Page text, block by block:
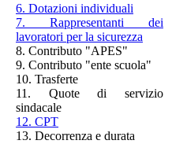
6. Dotazioni individuali
7. Rappresentanti dei
lavoratori per la sicurezza
8. Contributo "APES"
9. Contributo "ente scuola"
10. Trasferte
11. Quote di servizio
sindacale
12. CPT
13. Decorrenza e durata